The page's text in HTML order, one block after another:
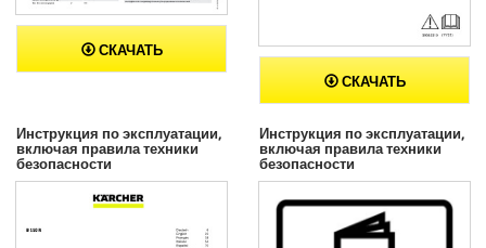
СКАЧАТЬ
СКАЧАТЬ
Инструкция по эксплуатации,
включая правила техники
безопасности
Инструкция по эксплуатации,
включая правила техники
безопасности